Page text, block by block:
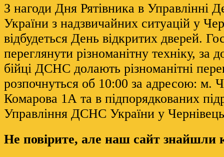
З нагоди Дня Рятівника в Управлінні
України з надзвичайних ситуацій у
відбудеться День відкритих дверей.
переглянути різноманітну техніку, за
бійці ДСНС долають різноманітні
розпочнуться об 10:00 за адресою: м.
Комарова 1А та в підпорядкованих
Управління ДСНС України у
Не повірите, але наш сайт